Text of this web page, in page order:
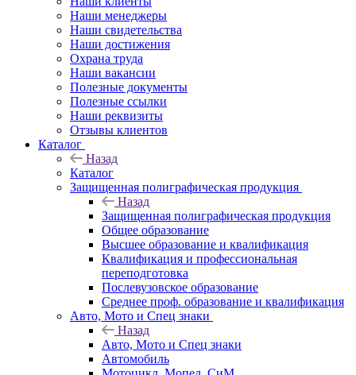
Наши менеджеры
Наши свидетельства
Наши достижения
Охрана труда
Наши вакансии
Полезные документы
Полезные ссылки
Наши реквизиты
Отзывы клиентов
Каталог
Назад
Каталог
Защищенная полиграфическая продукция
Назад
Защищенная полиграфическая продукция
Общее образование
Высшее образование и квалификация
Квалификация и профессиональная
переподготовка
Послевузовское образование
Среднее проф. образование и квалификация
Авто, Мото и Спец знаки
Назад
Авто, Мото и Спец знаки
Автомобиль